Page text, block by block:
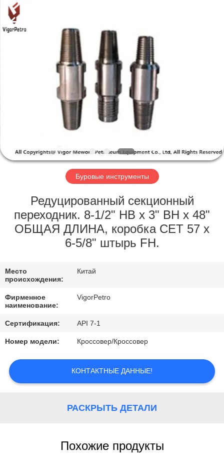
ГЛАВНАЯ
СТРАНИЦА
ПРОДУКЦИЯ
О
КОМПАНИИ
ФАБРИКА
КОНТРОЛЬ
КАЧЕСТВА
КОНТАКТНЫЕ
ДАННЫЕ
ОТПРАВИТЬ
ЗАПРОС
КАРТА
САЙТА
Rights
Reserved.
Developed
Буровые инструменты
Редуцированный секционный
переходник. 8-1/2" НВ x 3" ВН x 48"
ОБЩАЯ ДЛИНА, коробка CET 57 x
6-5/8" штырь FH.
Место
происхождения:
Китай
Фирменное
наименование:
VigorPetro
Сертификация: API 7-1
Номер модели: Кроссовер/Кроссовер
КОНТАКТНЫЕ ДАННЫЕ!
РАСКРЫТЬ ДЕТАЛИ
Похожие продукты